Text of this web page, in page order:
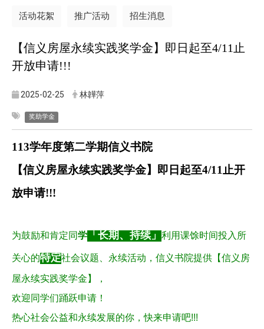
活动花絮 推广活动 招生消息
【信义房屋永续实践奖学金】即日起至4/11止
开放申请!!!
2025-02-25 林韡萍
奖助学金
113学年度第二学期信义书院
【信义房屋永续实践奖学金】即日起至4/11止开
放申请!!!
为鼓励和肯定同学 「长期、持续」 利用课馀时间投入所
关心的特定社会议题、永续活动，信义书院提供【信义房
屋永续实践奖学金】，
欢迎同学们踊跃申请！
热心社会公益和永续发展的你，快来申请吧!!!